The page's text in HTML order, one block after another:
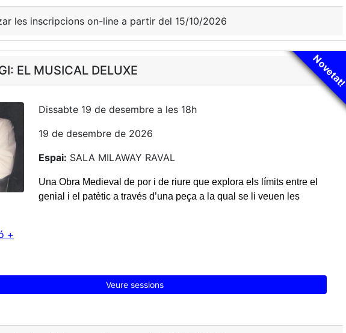
les inscripcions on-line a partir del 15/10/2026
Novetat!
EL MUSICAL DELUXE
Dissabte 19 de desembre a les 18h
19 de desembre de 2026
Espai: SALA MILAWAY RAVAL
Una Obra Medieval de por i de riure que explora els límits entre el
genial i el patètic a través d’una peça a la qual se li veuen les
+
Veure sessions